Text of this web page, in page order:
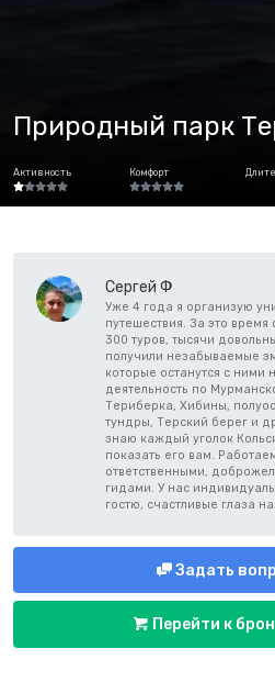
Природный парк
Активность Комфорт
Сергей Ф
Уже 4 года я организую
путешествия. За это
300 туров, тысячи
получили незабываемые
которые останутся с
деятельность по
Териберка, Хибины,
тундры, Терский берег и
знаю каждый уголок
показать его вам.
ответственными,
гидами. У нас
гостю, счастливые глаза
Задать
Перейти к